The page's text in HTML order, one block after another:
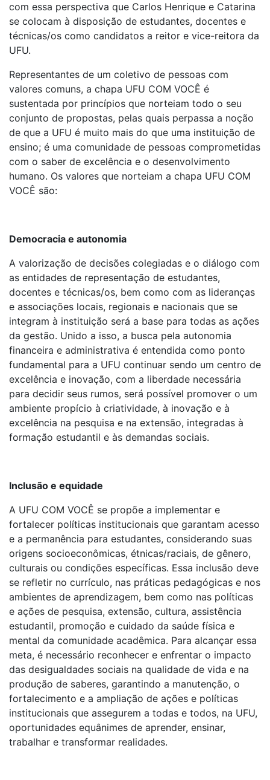
com essa perspectiva que Carlos Henrique e Catarina
se colocam à disposição de estudantes, docentes e
técnicas/os como candidatos a reitor e vice-reitora da
UFU.
Representantes de um coletivo de pessoas com
valores comuns, a chapa UFU COM VOCÊ é
sustentada por princípios que norteiam todo o seu
conjunto de propostas, pelas quais perpassa a noção
de que a UFU é muito mais do que uma instituição de
ensino; é uma comunidade de pessoas comprometidas
com o saber de excelência e o desenvolvimento
humano. Os valores que norteiam a chapa UFU COM
VOCÊ são:
Democracia e autonomia
A valorização de decisões colegiadas e o diálogo com
as entidades de representação de estudantes,
docentes e técnicas/os, bem como com as lideranças
e associações locais, regionais e nacionais que se
integram à instituição será a base para todas as ações
da gestão. Unido a isso, a busca pela autonomia
financeira e administrativa é entendida como ponto
fundamental para a UFU continuar sendo um centro de
excelência e inovação, com a liberdade necessária
para decidir seus rumos, será possível promover o um
ambiente propício à criatividade, à inovação e à
excelência na pesquisa e na extensão, integradas à
formação estudantil e às demandas sociais.
Inclusão e equidade
A UFU COM VOCÊ se propõe a implementar e
fortalecer políticas institucionais que garantam acesso
e a permanência para estudantes, considerando suas
origens socioeconômicas, étnicas/raciais, de gênero,
culturais ou condições específicas. Essa inclusão deve
se refletir no currículo, nas práticas pedagógicas e nos
ambientes de aprendizagem, bem como nas políticas
e ações de pesquisa, extensão, cultura, assistência
estudantil, promoção e cuidado da saúde física e
mental da comunidade acadêmica. Para alcançar essa
meta, é necessário reconhecer e enfrentar o impacto
das desigualdades sociais na qualidade de vida e na
produção de saberes, garantindo a manutenção, o
fortalecimento e a ampliação de ações e políticas
institucionais que assegurem a todas e todos, na UFU,
oportunidades equânimes de aprender, ensinar,
trabalhar e transformar realidades.